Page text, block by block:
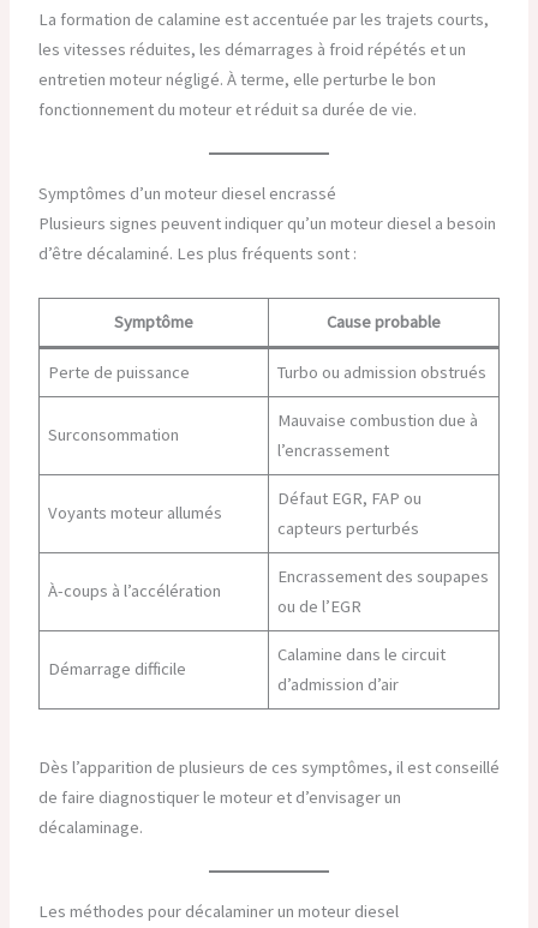
La formation de calamine est accentuée par les trajets courts,
les vitesses réduites, les démarrages à froid répétés et un
entretien moteur négligé. À terme, elle perturbe le bon
fonctionnement du moteur et réduit sa durée de vie.
Symptômes d’un moteur diesel encrassé
Plusieurs signes peuvent indiquer qu’un moteur diesel a besoin
d’être décalaminé. Les plus fréquents sont :
Symptôme Cause probable
Perte de puissance Turbo ou admission obstrués
Surconsommation
Mauvaise combustion due à
l’encrassement
Voyants moteur allumés
Défaut EGR, FAP ou
capteurs perturbés
À-coups à l’accélération
Encrassement des soupapes
ou de l’EGR
Démarrage difficile
Calamine dans le circuit
d’admission d’air
Dès l’apparition de plusieurs de ces symptômes, il est conseillé
de faire diagnostiquer le moteur et d’envisager un
décalaminage.
Les méthodes pour décalaminer un moteur diesel